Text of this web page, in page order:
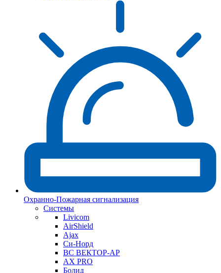
Охранно-Пожарная сигнализация
Системы
Livicom
AirShield
Ajax
Си-Норд
ВС ВЕКТОР-АР
AX PRO
Болид